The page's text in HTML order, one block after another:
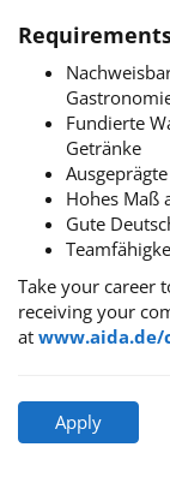
Fundierte
Getränke
Hohes Maß
Gute
Take your career
receiving your
at www.aida.de/
Apply